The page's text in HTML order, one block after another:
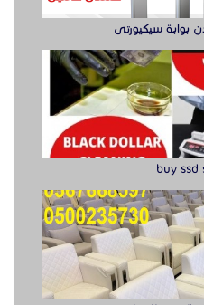
الجودة للمعارض
ريجي